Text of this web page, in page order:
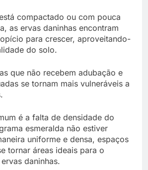
compactado ou com pouca
as ervas daninhas encontram
para crescer, aproveitando-
do solo.
que não recebem adubação e
se tornam mais vulneráveis a
é a falta de densidade do
esmeralda não estiver
uniforme e densa, espaços
tornar áreas ideais para o
daninhas.